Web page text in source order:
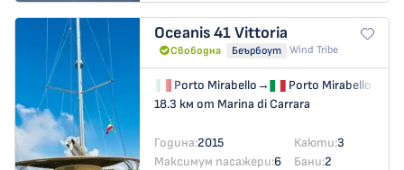
Oceanis 41Vittoria
Свободна Беърбоут Wind Tribe
Porto Mirabello→
Porto Mirabello
18.3 км от Marina di Carrara
Година:2015 Каюти:3
Максимум пасажери:6 Бани:2